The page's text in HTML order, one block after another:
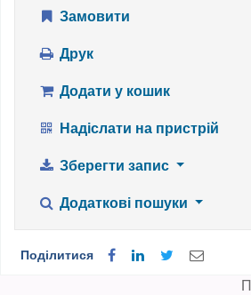
Замовити
Друк
Додати у кошик
Надіслати на пристрій
Зберегти запис
Додаткові пошуки
Поділитися